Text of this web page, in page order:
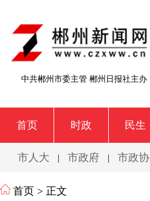
中共郴州市委主管 郴州日报社主办
首页 时政 民生
市人大 | 市政府 | 市政协
首页 > 正文